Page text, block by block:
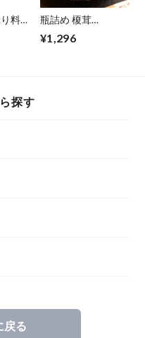
料亭
瓶詰め 榎茸
¥1,296
探す
戻る